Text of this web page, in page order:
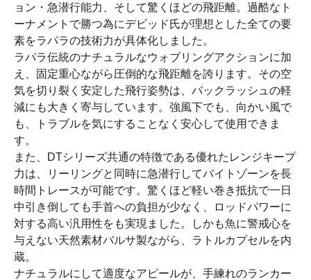
ョン・急潜行能力、そして驚くほどの飛距離。過酷なト
ーナメントで勝つ為にデビッド氏が理想とした全ての要
素をラパラの技術力が具体化しました。
ラパラ伝統のナチュラルなウォブリングアクションに加
え、固定重心ながら圧倒的な飛距離を誇ります。その空
気を切り裂く安定した飛行姿勢は、バックラッシュの軽
減にも大きく寄与しています。強風下でも、向かい風で
も、トラブルを気にすることなく安心して使用できま
す。
また、DTシリーズ共通の特徴である優れたレンジキープ
力は、リーリングと同時に急潜行してバイトゾーンを長
時間トレースが可能です。驚くほど軽い巻き抵抗で一日
中引き倒しても手首への負担が少なく、ロッドパワーに
対する高い汎用性をも実現ました。しかも魚に警戒心を
与えない天然素材バルサ製ながら、ラトルカプセルを内
蔵。
ナチュラルにして適度なアピールが、手練れのランカー